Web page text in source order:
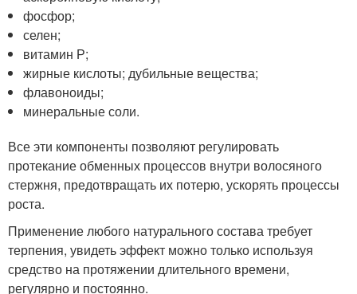
фосфор;
селен;
витамин Р;
жирные кислоты; дубильные вещества;
флавоноиды;
минеральные соли.
Все эти компоненты позволяют регулировать
протекание обменных процессов внутри волосяного
стержня, предотвращать их потерю, ускорять процессы
роста.
Применение любого натурального состава требует
терпения, увидеть эффект можно только используя
средство на протяжении длительного времени,
регулярно и постоянно.